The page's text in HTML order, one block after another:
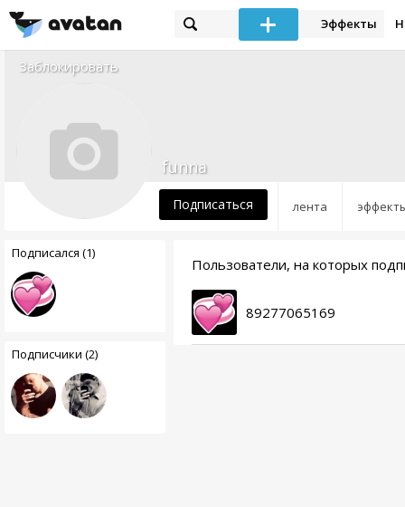
Эффекты
Заблокировать
лента
funna
Подписаться
Подписался (1)
Подписчики (2)
Пользователи, на которых
89277065169